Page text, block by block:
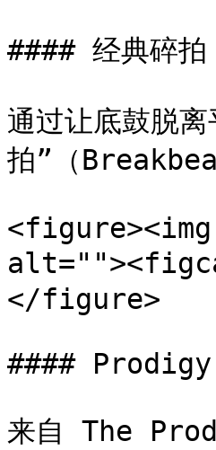
#### 经典碎
通过让底鼓脱
拍”（
<figure><img
</figure>
####
来自 The